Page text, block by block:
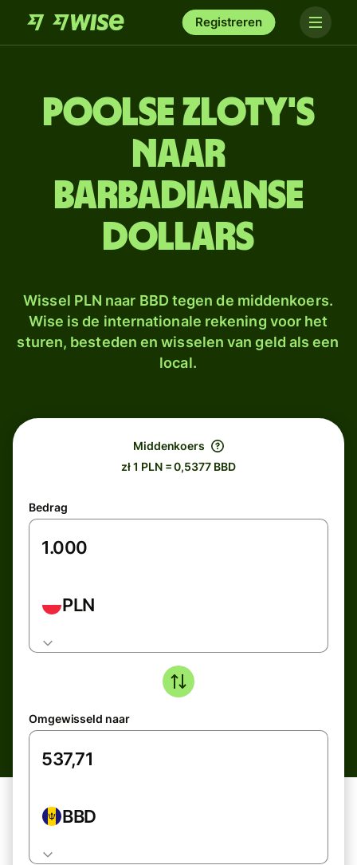
Registreren
Poolse zloty's
naar
Barbadiaanse
dollars
Wissel PLN naar BBD tegen de middenkoers.
Wise is de internationale rekening voor het
sturen, besteden en wisselen van geld als een
local.
Middenkoers
zł 1 PLN = 0,5377 BBD
Bedrag
PLN
Omgewisseld naar
BBD